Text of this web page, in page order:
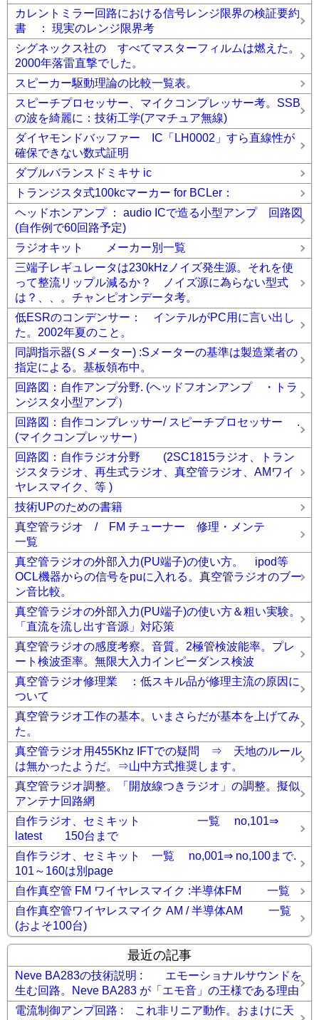
カレントミラー回路における信号レンジ限界の検証要約
書 ： 現実のレンジ限界考
シグネックス社の すべてマスターフィルムは燃えた。
2000年落雷直撃でした。
スピーカー駆動理論の比較一覧表。
スピーチプロセッサー、マイクコンプレッサー考。SSB
の波を綺麗に：技術工学(アマチュア無線)
ダイヤモンドバッファー IC「LH0002」すら直線性が
確保できない数式証明
ダブルバランスドミキサ ic
トランジスタ式100kcマーカー for BCLer：
ヘッドホンアンプ ： audio ICで造る小型アンプ 回路図
(自作例で60回路予定)
ラジオキット メーカー別一覧
三端子レギュレータは230kHzノイズ発生源。それを使
って整流リップル減るか？ ノイズ源に為らない型式
は？、、。チャンピオンデータ考。
低ESRのコンデンサー： インテルがPC用に言い出し
た。2002年夏のこと。
同調指示器(Ｓメーター) :Sメーターの基準は製造業者の
指定による。基板領布中。
回路図：自作アンプ分野. (ヘッドフオンアンプ ・トラ
ンジスタ小型アンプ）
回路図：自作コンプレッサー/ スピーチプロセッサー .
(マイクコンプレッサー）
回路図：自作ラジオ分野 (2SC1815ラジオ、トラン
ジスタラジオ、再生式ラジオ、真空管ラジオ、AMワイ
ヤレスマイク、等 )
技術UPのための書籍
真空管ラジオ / FM チューナー 修理・メンテ
一覧
真空管ラジオの外部入力(PU端子)の使い方。 ipod等
OCL機器からの信号をpuに入れる。真空管ラジオのブー
ン音比較。
真空管ラジオの外部入力(PU端子)の使い方＆粗い実験。
「直流を流し出す音源」対応策
真空管ラジオの感度考察。音質。2極管検波能率。プレ
ート検波歪率。無限大入力インピーダンス検波
真空管ラジオ修理業 ：低スキル品が修理主流の原因に
ついて
真空管ラジオ工作の基本。いまさらだが基本を上げてみ
た。
真空管ラジオ用455Khz IFTでの疑問 ⇒ 天地のルール
は無かったようだ。⇒山中方式推奨します。
真空管ラジオ調整。「開放線つきラジオ」の調整。擬似
アンテナ回路網
自作ラジオ、セミキット 一覧 no,101⇒
latest 150台まで
自作ラジオ、セミキット 一覧 no,001⇒ no,100まで.
101～160は別page
自作真空管 FM ワイヤレスマイク :半導体FM 一覧
自作真空管ワイヤレスマイク AM / 半導体AM 一覧
(およそ100台)
最近の記事
Neve BA283の技術説明 : エモーショナルサウンドを
生む回路。Neve BA283 が「エモ音」の王様である理由
電流制御アンプ回路 : これ非リニア動作。おまけに天